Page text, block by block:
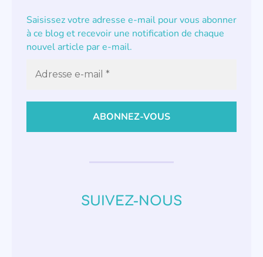
Saisissez votre adresse e-mail pour vous abonner
à ce blog et recevoir une notification de chaque
nouvel article par e-mail.
SUIVEZ-NOUS